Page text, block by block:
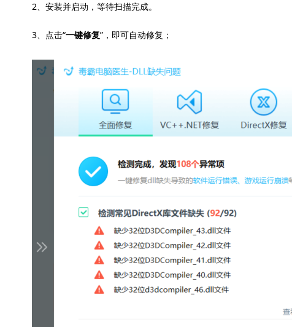
2、安装并启动，等待扫描完成。
3、点击“一键修复”，即可自动修复；